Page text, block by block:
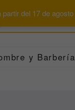
del 17 de agosto
y Barbería